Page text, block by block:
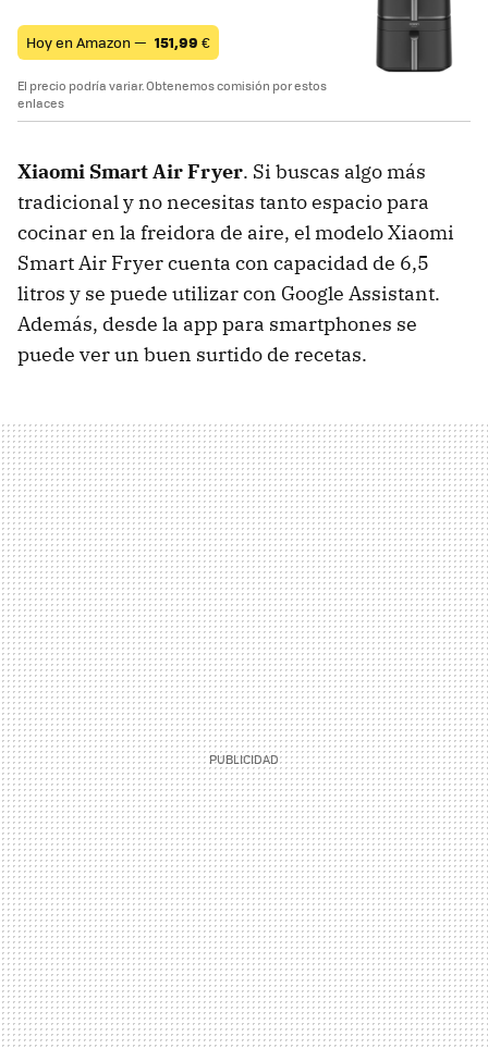
Hoy en Amazon — 151,99 €
El precio podría variar. Obtenemos comisión por estos
enlaces
Xiaomi Smart Air Fryer. Si buscas algo más
tradicional y no necesitas tanto espacio para
cocinar en la freidora de aire, el modelo Xiaomi
Smart Air Fryer cuenta con capacidad de 6,5
litros y se puede utilizar con Google Assistant.
Además, desde la app para smartphones se
puede ver un buen surtido de recetas.